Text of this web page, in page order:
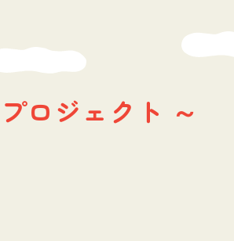
ロジェクト ～